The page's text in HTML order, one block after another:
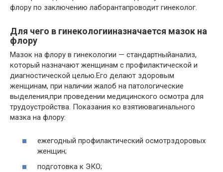
флору по заключению лаборантапроводит гинеколог.
Для чего в гинекологииназначается мазок на
флору
Мазок на флору в гинекологии — стандартныйанализ,
который назначают женщинам с профилактической и
диагностической целью.Его делают здоровым
женщинам, при наличии жалоб на патологические
выделения,при проведении медицинского осмотра для
трудоустройства. Показания ко взятиювагинального
мазка на флору:
ежегодный профилактический осмотрздоровых
женщин;
подготовка к ЭКО;